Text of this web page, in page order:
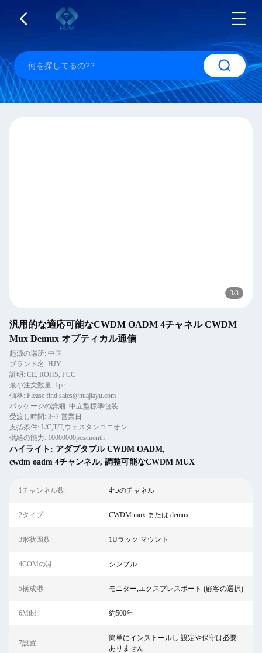
3/3
汎用的な適応可能なCWDM OADM 4チャネル CWDM
Mux Demux オプティカル通信
起源の場所: 中国
ブランド名: HJY
証明: CE, ROHS, FCC
最小注文数量: 1pc
価格: Please find sales@huajiayu.com
パッケージの詳細: 中立型標準包装
受渡し時間: 3~7 営業日
支払条件: L/C,T/T,ウェスタンユニオン
供給の能力: 10000000pcs/month
ハイライト: アダプタブル CWDM OADM,
cwdm oadm 4チャンネル, 調整可能なCWDM MUX
1チャンネル数: 4つのチャネル
2タイプ: CWDM mux または demux
3形状因数: 1Uラック マウント
4COMの港: シンプル
5構成港: モニター,エクスプレスポート (顧客の選択)
6Mtbf: 約500年
7設置:
簡単にインストールし,設定や保守は必要
ありません